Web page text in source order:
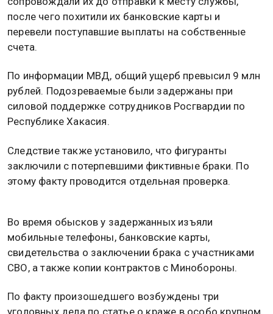
после чего похитили их банковские карты и
перевели поступавшие выплаты на собственные
счета.
По информации МВД, общий ущерб превысил 9 млн
рублей. Подозреваемые были задержаны при
силовой поддержке сотрудников Росгвардии по
Республике Хакасия.
Следствие также установило, что фигуранты
заключили с потерпевшими фиктивные браки. По
этому факту проводится отдельная проверка.
Во время обысков у задержанных изъяли
мобильные телефоны, банковские карты,
свидетельства о заключении брака с участниками
СВО, а также копии контрактов с Минобороны.
По факту произошедшего возбуждены три